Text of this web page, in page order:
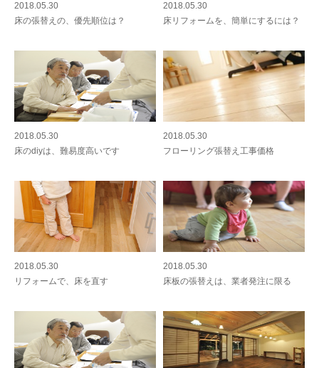
2018.05.30
床の張替えの、優先順位は？
2018.05.30
床リフォームを、簡単にするには？
2018.05.30
床のdiyは、難易度高いです
2018.05.30
フローリング張替え工事価格
2018.05.30
リフォームで、床を直す
2018.05.30
床板の張替えは、業者発注に限る